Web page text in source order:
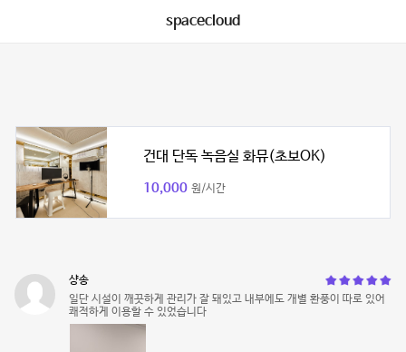
spacecloud
건대 단독 녹음실 화뮤(초보OK)
10,000 원/시간
샹송
일단 시설이 깨끗하게 관리가 잘 돼있고 내부에도 개별 환풍이 따로 있어
쾌적하게 이용할 수 있었습니다